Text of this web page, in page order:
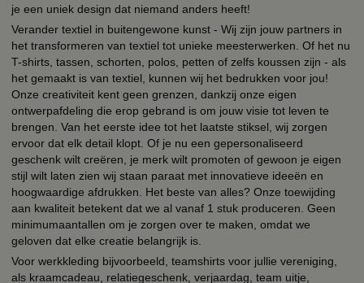
je een uniek design dat niemand anders heeft!
Verander textiel in buitengewone kunst - Wij zijn jouw partners in
het transformeren van textiel tot unieke meesterwerken. Of het nu
T-shirts, tassen, schorten, polos, petten of zelfs koussen zijn - als
het gemaakt is van textiel, kunnen wij het bedrukken voor jou!
Onze creativiteit kent geen grenzen, dankzij onze eigen
ontwerpafdeling die erop gebrand is om jouw visie tot leven te
brengen. Van het eerste idee tot het laatste stiksel, wij zorgen
ervoor dat elk detail klopt. Of je nu een gepersonaliseerd
geschenk wilt creëren, je merk wilt promoten of gewoon je eigen
stijl wilt laten zien wij staan paraat met innovatieve ideeën en
hoogwaardige afdrukken. Het beste van alles? Onze toewijding
aan kwaliteit betekent dat we al vanaf 1 stuk produceren. Geen
minimumaantallen om je zorgen over te maken, omdat we
geloven dat elke creatie belangrijk is.
Voor werkkleding bijvoorbeeld, teamshirts voor jullie vereniging,
als kraamcadeau, relatiegeschenk, verjaardag, team uitje,